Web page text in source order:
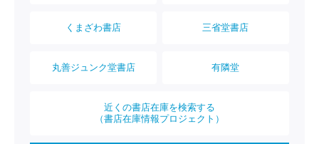
くまざわ書店 三省堂書店
丸善ジュンク堂書店 有隣堂
近くの書店在庫を検索する
（書店在庫情報プロジェクト）